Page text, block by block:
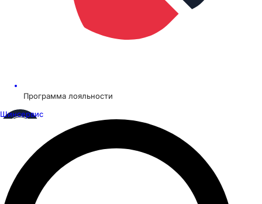
Программа лояльности
Шинсервис